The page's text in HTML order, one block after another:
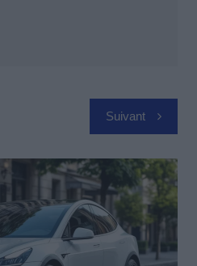
Suivant